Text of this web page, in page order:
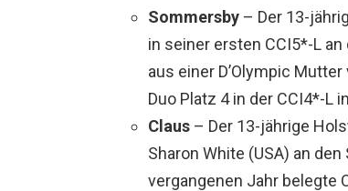
Sommersby – Der 13-
in seiner ersten CCI5*-L
aus einer D’Olympic
Duo Platz 4 in der CCI4*-L
Claus – Der 13-jährige
Sharon White (USA) an
vergangenen Jahr belegte